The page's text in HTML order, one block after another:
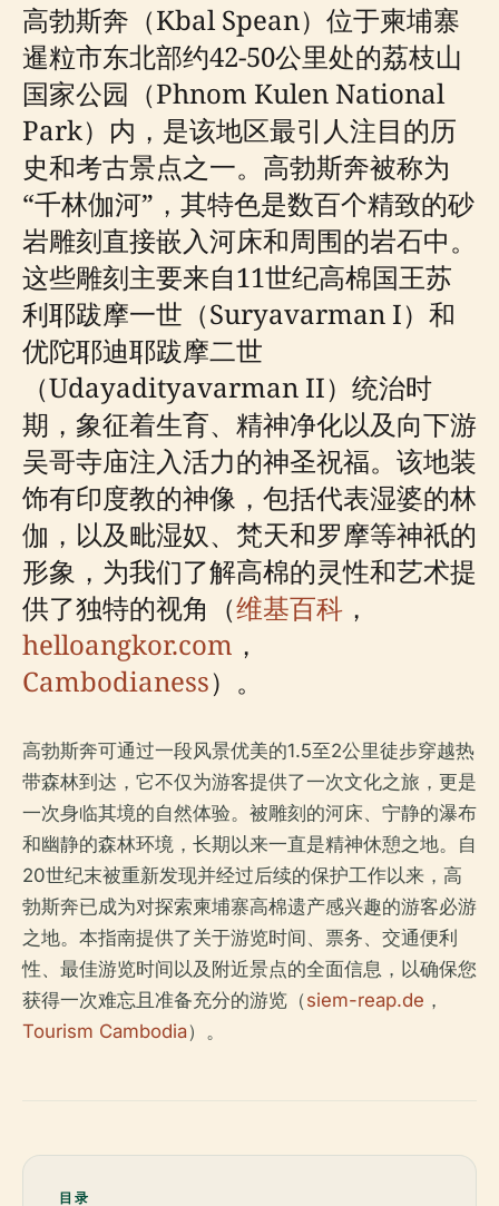
高勃斯奔（Kbal Spean）位于柬埔寨
暹粒市东北部约42-50公里处的荔枝山
国家公园（Phnom Kulen National
Park）内，是该地区最引人注目的历
史和考古景点之一。高勃斯奔被称为
“千林伽河”，其特色是数百个精致的砂
岩雕刻直接嵌入河床和周围的岩石中。
这些雕刻主要来自11世纪高棉国王苏
利耶跋摩一世（Suryavarman I）和
优陀耶迪耶跋摩二世
（Udayadityavarman II）统治时
期，象征着生育、精神净化以及向下游
吴哥寺庙注入活力的神圣祝福。该地装
饰有印度教的神像，包括代表湿婆的林
伽，以及毗湿奴、梵天和罗摩等神祇的
形象，为我们了解高棉的灵性和艺术提
供了独特的视角（维基百科 ，
helloangkor.com ，
Cambodianess）。
高勃斯奔可通过一段风景优美的1.5至2公里徒步穿越热
带森林到达，它不仅为游客提供了一次文化之旅，更是
一次身临其境的自然体验。被雕刻的河床、宁静的瀑布
和幽静的森林环境，长期以来一直是精神休憩之地。自
20世纪末被重新发现并经过后续的保护工作以来，高
勃斯奔已成为对探索柬埔寨高棉遗产感兴趣的游客必游
之地。本指南提供了关于游览时间、票务、交通便利
性、最佳游览时间以及附近景点的全面信息，以确保您
获得一次难忘且准备充分的游览（siem-reap.de ，
Tourism Cambodia）。
目录